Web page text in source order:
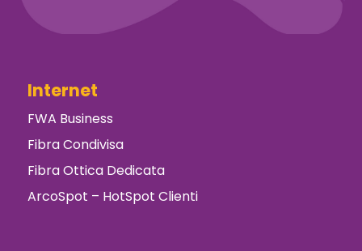
Internet
FWA Business
Fibra Condivisa
Fibra Ottica Dedicata
ArcoSpot – HotSpot Clienti